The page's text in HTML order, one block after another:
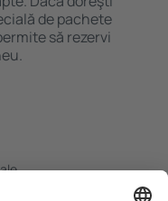
de pachete
să rezervi